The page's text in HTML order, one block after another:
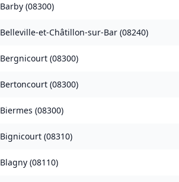
Barby (08300)
Belleville-et-Châtillon-sur-Bar (08240)
Bergnicourt (08300)
Bertoncourt (08300)
Biermes (08300)
Bignicourt (08310)
Blagny (08110)